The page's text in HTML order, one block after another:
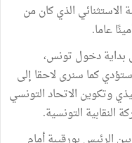
الذي كان من
عاما.
بداية دخول تونس،
كما سنرى لاحقا إلى
وتكوين الاتحاد التونسي